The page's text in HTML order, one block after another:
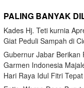
PALING BANYAK
Kades Hj. Teti kurnia
Giat Peduli Sampah di
Gubernur Jabar Berikan
Garmen Indonesia
Hari Raya Idul Fitri